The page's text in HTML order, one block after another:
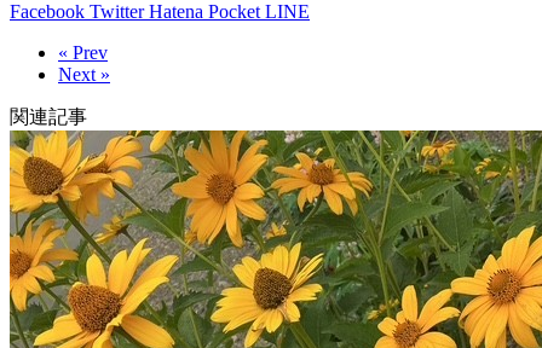
Facebook TwitterHatena Pocket LINE
« Prev
Next »
関連記事